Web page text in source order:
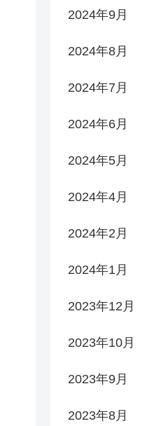
2024年9月
2024年8月
2024年7月
2024年6月
2024年5月
2024年4月
2024年2月
2024年1月
2023年12月
2023年10月
2023年9月
2023年8月